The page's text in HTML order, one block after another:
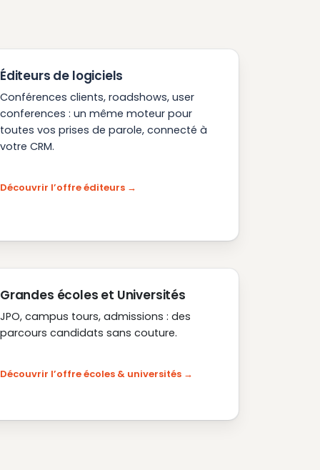
Éditeurs de logiciels
Conférences clients, roadshows, user
conferences : un même moteur pour
toutes vos prises de parole, connecté à
votre CRM.
Découvrir l’offre éditeurs
Grandes écoles et Universités
JPO, campus tours, admissions : des
parcours candidats sans couture.
Découvrir l’offre écoles & universités